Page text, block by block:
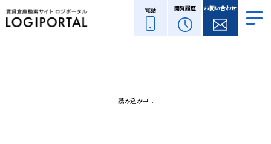
電話 閲覧履歴 お問い合わせ
読み込み中...